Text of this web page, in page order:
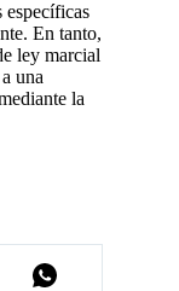
específicas
En tanto,
ley marcial
una
la